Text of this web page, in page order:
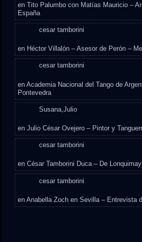
enTito Palumbo con Matías Mauricio –
España
cesar tamborini
en Héctor Villalón – Asesor de Perón –
cesar tamborini
enAcademia Nacional del Tango de
Pontevedra
Susana,Julio
enJulio César Ovejero – Pintor y
cesar tamborini
enCésar Tamborini Duca – De
cesar tamborini
enAnabella Zoch en Sevilla – Entrevista